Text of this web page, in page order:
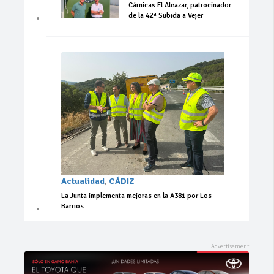
Cárnicas El Alcazar, patrocinador
de la 42ª Subida a Vejer
Actualidad, CÁDIZ
La Junta implementa mejoras en la A381 por Los
Barrios